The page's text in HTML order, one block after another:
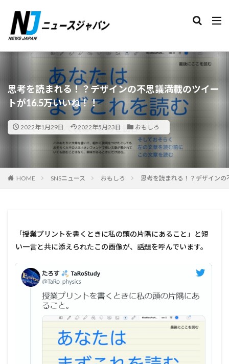
思考を読まれる！？デザインの不思議満載のツイー
トが16.5万いいね！！
2022年1月29日 2022年5月23日 おもしろ
HOME SNSニュース おもしろ 思考を読まれる！？デザイン
「授業プリントを書くときに私の頭の片隅にあること」と短
い一言と共に添えられたこの画像が、話題を呼んでいます。
検索